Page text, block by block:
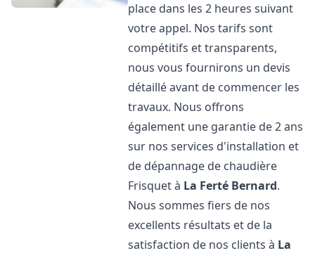
place dans les 2 heures suivant
votre appel. Nos tarifs sont
compétitifs et transparents,
nous vous fournirons un devis
détaillé avant de commencer les
travaux. Nous offrons
également une garantie de 2 ans
sur nos services d'installation et
de dépannage de chaudière
Frisquet à La Ferté Bernard.
Nous sommes fiers de nos
excellents résultats et de la
satisfaction de nos clients à La